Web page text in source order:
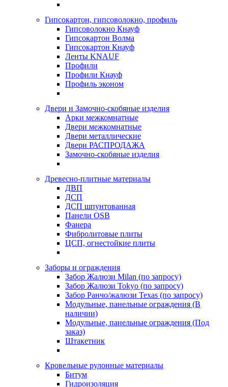
Гипсокартон, гипсоволокно, профиль
Гипсоволокно Кнауф
Гипсокартон Волма
Гипсокартон Кнауф
Ленты KNAUF
Профили
Профили Кнауф
Профиль эконом
Двери и Замочно-скобяные изделия
Арки межкомнатные
Двери межкомнатные
Двери металлические
Двери РАСПРОДАЖА
Замочно-скобяные изделия
Древесно-плитные материалы
ДВП
ДСП
ДСП шпунтованная
Панели OSB
Фанера
Фибролитовые плиты
ЦСП, огнестойкие плиты
Заборы и ограждения
Забор Жалюзи Milan (по запросу)
Забор Жалюзи Tokyo (по запросу)
Забор Ранчо/жалюзи Texas (по запросу)
Модульные, панельные ограждения (В
наличии)
Модульные, панельные ограждения (Под
заказ)
Штакетник
Кровельные рулонные материалы
Битум
Гидроизоляция